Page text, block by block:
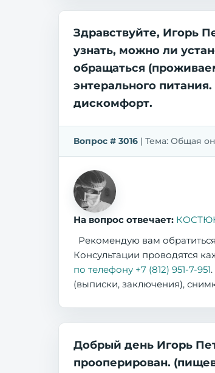
Здравствуйте, Игорь
узнать, можно ли
обращаться
энтерального
дискомфорт.
Вопрос # 3016 | Тема: Общая
На вопрос отвечает:
Рекомендую вам
Консультации проводятся
по телефону +7 (812) 951-7-951
(выписки, заключения),
Добрый день Игорь
прооперирован.